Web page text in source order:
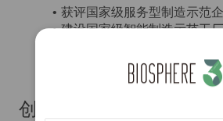
获评国家级服务型制造示范
建设国家级智能制造示范工厂
光伏产业技术创新得到央视
创新研发